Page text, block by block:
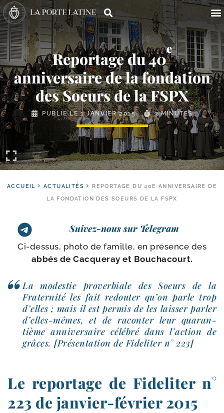
Reportage du 40
e
anniversaire de la fondation
des Soeurs de la FSPX
PUBLIÉ LE1 JANVIER 2015 3 MINUTES
ACCUEIL ACTUALITÉS
REPORTAGE DU 40E ANNIVERSAIRE DE
LA FONDATION DES SOEURS DE LA FSPX
Suivez-nous sur Telegram
Ci-​dessus, pho­to de famille, en pré­sence des
abbés de Cacqueray et Bouchacourt.
La modes­tie pro­ver­biale des Soeurs de la
Fraternité les fait redou­ter qu’on parle trop
d’elles ; mais il est per­mis de les lais­ser par­ler
d’elles-mêmes, et de racon­ter leur qua­ran­
tième anni­ver­saire célé­bré dans l’action de
grâces. [Présentation de Fideliter n° 223]
Le reportage de Fideliter n°
223 de janvier-​février 2015